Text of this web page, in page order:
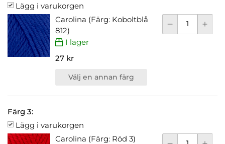
Lägg i varukorgen
Carolina (Färg: Koboltblå
812)
I lager
27 kr
Välj en annan färg
Färg 3:
Lägg i varukorgen
Carolina (Färg: Röd 3)